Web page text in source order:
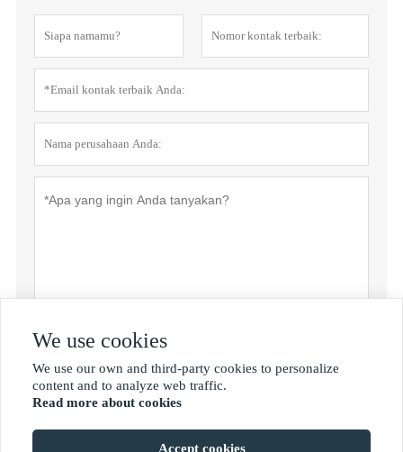
We use cookies
We use our own and third-party cookies to personalize
content and to analyze web traffic.
Read more about cookies
Accept cookies